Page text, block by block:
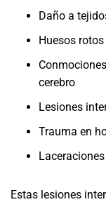
Daño a
Huesos rotos
cerebro
Lesiones
Trauma en
Estas lesiones